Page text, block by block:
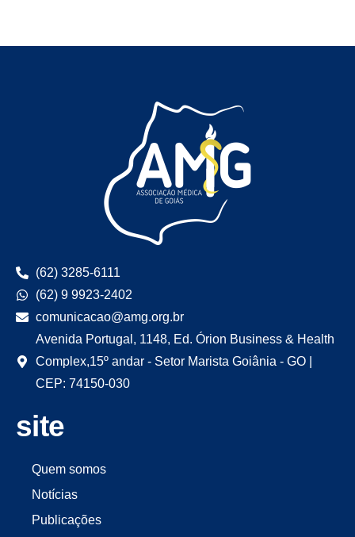
(62) 3285-6111
(62) 9 9923-2402
comunicacao@amg.org.br
Avenida Portugal, 1148, Ed. Órion Business & Health
Complex,15º andar - Setor Marista Goiânia - GO |
CEP: 74150-030
site
Quem somos
Notícias
Publicações